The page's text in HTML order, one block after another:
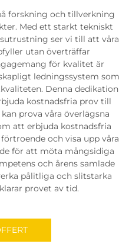
forskning och tillverkning
Med ett starkt tekniskt
ser vi till att våra
utan överträffar
för kvalitet är
ledningssystem som
Denna dedikation
kostnadsfria prov till
prova våra överlägsna
att erbjuda kostnadsfria
och visa upp våra
för att möta mångsidiga
och årens samlade
pålitliga och slitstarka
provet av tid.